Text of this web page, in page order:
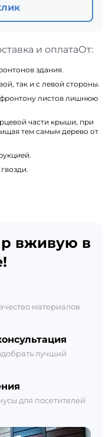
и оплата
здания.
так и с левой стороны.
листов лишнюю
части крыши, при
тем самым дерево от
вживую в
материалов
лучший
для посетителей